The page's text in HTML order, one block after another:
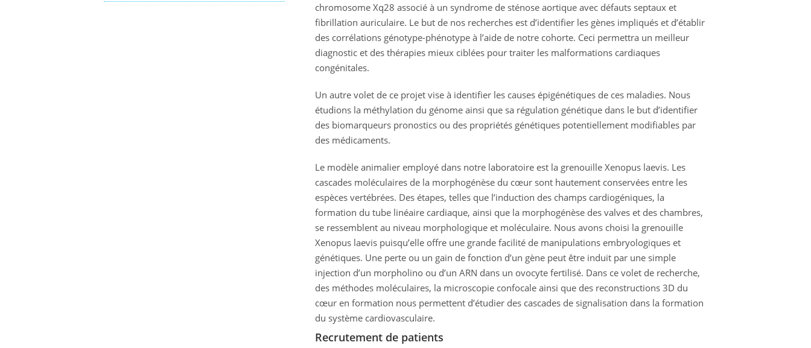
chromosome Xq28 associé à un syndrome de sténose aortique avec défauts septaux et
fibrillation auriculaire. Le but de nos recherches est d’identifier les gènes impliqués et d’établir
des corrélations génotype-phénotype à l’aide de notre cohorte. Ceci permettra un meilleur
diagnostic et des thérapies mieux ciblées pour traiter les malformations cardiaques
congénitales.
Un autre volet de ce projet vise à identifier les causes épigénétiques de ces maladies. Nous
étudions la méthylation du génome ainsi que sa régulation génétique dans le but d’identifier
des biomarqueurs pronostics ou des propriétés génétiques potentiellement modifiables par
des médicaments.
Le modèle animalier employé dans notre laboratoire est la grenouille Xenopus laevis. Les
cascades moléculaires de la morphogénèse du cœur sont hautement conservées entre les
espèces vertébrées. Des étapes, telles que l’induction des champs cardiogéniques, la
formation du tube linéaire cardiaque, ainsi que la morphogénèse des valves et des chambres,
se ressemblent au niveau morphologique et moléculaire. Nous avons choisi la grenouille
Xenopus laevis puisqu’elle offre une grande facilité de manipulations embryologiques et
génétiques. Une perte ou un gain de fonction d’un gène peut être induit par une simple
injection d’un morpholino ou d’un ARN dans un ovocyte fertilisé. Dans ce volet de recherche,
des méthodes moléculaires, la microscopie confocale ainsi que des reconstructions 3D du
cœur en formation nous permettent d’étudier des cascades de signalisation dans la formation
du système cardiovasculaire.
Recrutement de patients